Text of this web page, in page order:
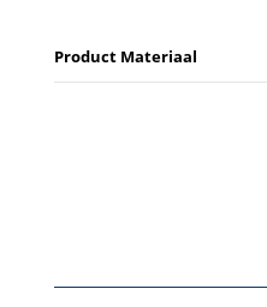
Product Materiaal